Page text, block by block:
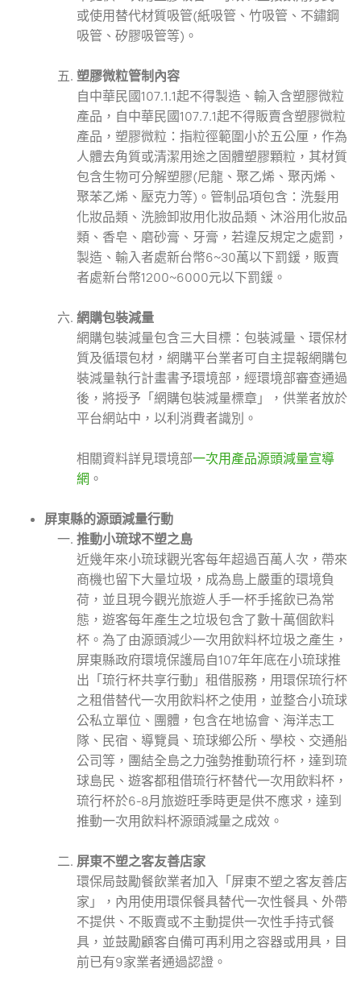
或使用替代材質吸管(紙吸管、竹吸管、不鏽鋼
吸管、矽膠吸管等)。
塑膠微粒管制內容
自中華民國107.1.1起不得製造、輸入含塑膠微粒
產品，自中華民國107.7.1起不得販賣含塑膠微粒
產品，塑膠微粒：指粒徑範圍小於五公厘，作為
人體去角質或清潔用途之固體塑膠顆粒，其材質
包含生物可分解塑膠(尼龍、聚乙烯、聚丙烯、
聚苯乙烯、壓克力等)。管制品項包含：洗髮用
化妝品類、洗臉卸妝用化妝品類、沐浴用化妝品
類、香皂、磨砂膏、牙膏，若違反規定之處罰，
製造、輸入者處新台幣6~30萬以下罰鍰，販賣
者處新台幣1200~6000元以下罰鍰。
網購包裝減量
網購包裝減量包含三大目標：包裝減量、環保材
質及循環包材，網購平台業者可自主提報網購包
裝減量執行計畫書予環境部，經環境部審查通過
後，將授予「網購包裝減量標章」，供業者放於
平台網站中，以利消費者識別。
相關資料詳見環境部一次用產品源頭減量宣導
網 。
屏東縣的源頭減量行動
推動小琉球不塑之島
近幾年來小琉球觀光客每年超過百萬人次，帶來
商機也留下大量垃圾，成為島上嚴重的環境負
荷，並且現今觀光旅遊人手一杯手搖飲已為常
態，遊客每年產生之垃圾包含了數十萬個飲料
杯。為了由源頭減少一次用飲料杯垃圾之產生，
屏東縣政府環境保護局自107年年底在小琉球推
出「琉行杯共享行動」租借服務，用環保琉行杯
之租借替代一次用飲料杯之使用，並整合小琉球
公私立單位、團體，包含在地協會、海洋志工
隊、民宿、導覽員、琉球鄉公所、學校、交通船
公司等，團結全島之力強勢推動琉行杯，達到琉
球島民、遊客都租借琉行杯替代一次用飲料杯，
琉行杯於6-8月旅遊旺季時更是供不應求，達到
推動一次用飲料杯源頭減量之成效。
屏東不塑之客友善店家
環保局鼓勵餐飲業者加入「屏東不塑之客友善店
家」，內用使用環保餐具替代一次性餐具、外帶
不提供、不販賣或不主動提供一次性手持式餐
具，並鼓勵顧客自備可再利用之容器或用具，目
前已有9家業者通過認證。